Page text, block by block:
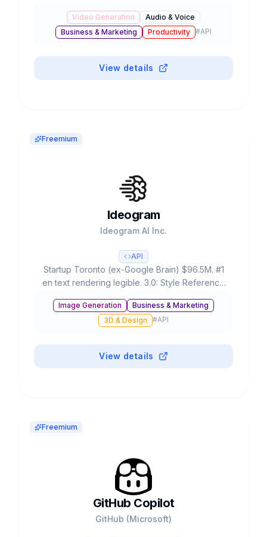
reducción del 90% en tiempo de producción.
Video Generation
Audio & Voice
Business & Marketing
Productivity #API
View details
Freemium
Ideogram
Ideogram AI Inc.
API
Startup Toronto (ex-Google Brain) $96.5M. #1
en text rendering legible. 3.0: Style Reference
20-25 prompts/día.
Image Generation
Business & Marketing
3D & Design
#API
View details
Freemium
GitHub Copilot
GitHub (Microsoft)